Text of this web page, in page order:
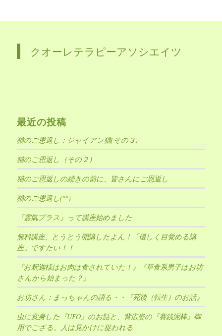
クオーレテラピーアソシエイツ
最近の投稿
猫のご恩返し：ジャイアン猫(その３)
猫のご恩返し（その２）
猫のご恩返しの続きの前に、皆さんにご恩返し
猫のご恩返し(^^)
『霊氣プラス』って講座始めました
無料講座、とうとう開講したよん！「優しく目覚める講
座」ですたい！！
『お釈迦様はお肉は食されていた！』『草食系男子はお坊
さんから始まった？』
お坊さん：まっちゃんの語る・・『死後（転生）のお話』
虫に変身した『UFO』のお話と、背広姿の『賽銭泥棒』御
用でござる。人は見かけに捉われる